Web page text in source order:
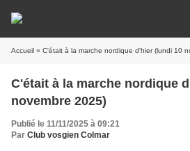
Accueil » C'était à la marche nordique d'hier (lundi 10
C'était à la marche nordique
novembre 2025)
Publié le 11/11/2025 à 09:21
Par Club vosgien Colmar